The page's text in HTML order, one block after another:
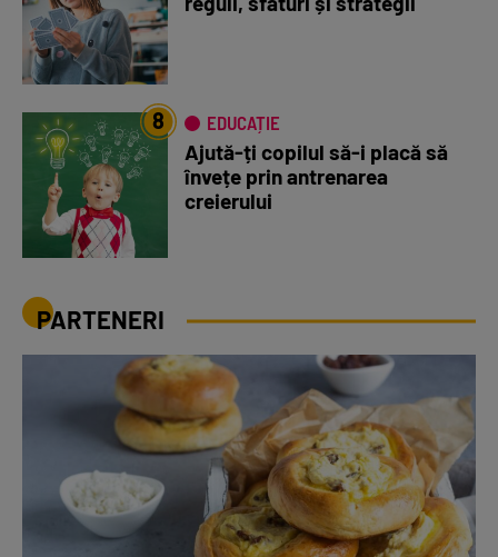
8 EDUCAȚIE
Ajută-ți copilul să-i placă să
învețe prin antrenarea
creierului
PARTENERI